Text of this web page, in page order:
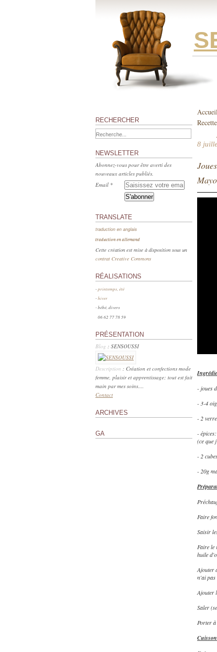
RECHERCHER
NEWSLETTER
Abonnez-vous pour être averti des
nouveaux articles publiés.
Email
TRANSLATE
traduction en anglais
traduction en allemand
Cette création est mise à disposition sous un
contrat Creative Commons
RÉALISATIONS
-printemps, été
-hiver
- bébé, divers
06 62 77 78 59
PRÉSENTATION
Blog : SENSOUSSI
Description : Création et confections mode
femme, plaisir et apprentissage; tout est fait
main par mes soins....
Contact
ARCHIVES
GA
8
- joues
- 3-4
- 2
-
(ce que
- 2
- 20g
Faire
Saisir
Faire le
huile
Ajouter
n'ai pas
Ajouter
Saler
Porter